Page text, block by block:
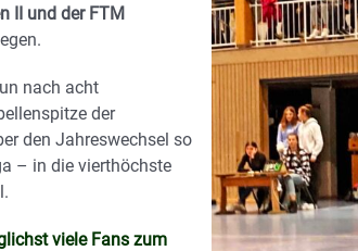
II und der FTM
nach acht
der
den Jahreswechsel so
– in die vierthöchste
viele Fans zum